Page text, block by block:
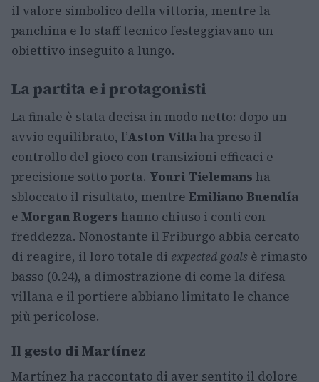
il valore simbolico della vittoria, mentre la
panchina e lo staff tecnico festeggiavano un
obiettivo inseguito a lungo.
La partita e i protagonisti
La finale è stata decisa in modo netto: dopo un
avvio equilibrato, l’Aston Villa ha preso il
controllo del gioco con transizioni efficaci e
precisione sotto porta. Youri Tielemans ha
sbloccato il risultato, mentre Emiliano Buendía
e Morgan Rogers hanno chiuso i conti con
freddezza. Nonostante il Friburgo abbia cercato
di reagire, il loro totale di expected goals è rimasto
basso (0.24), a dimostrazione di come la difesa
villana e il portiere abbiano limitato le chance
più pericolose.
Il gesto di Martínez
Martínez ha raccontato di aver sentito il dolore